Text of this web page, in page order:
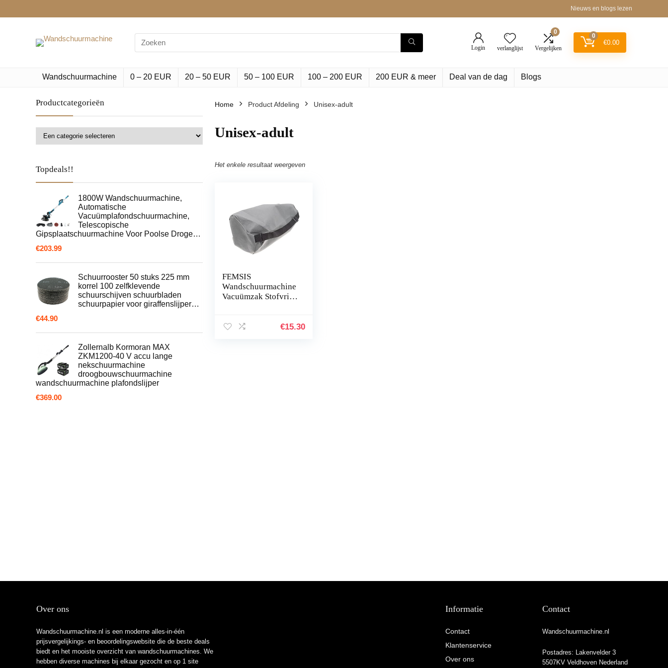
Nieuws en blogs lezen
Search
for:
Login verlanglijst
0
Vergelijken
0
€0.00
Wandschuurmachine 0 – 20 EUR 20 – 50 EUR 50 – 100 EUR 100 – 200 EUR 200 EUR & meer Deal van de dag Blogs
Productcategorieën
Topdeals!!
1800W Wandschuurmachine,
Automatische
Vacuümplafondschuurmachine,
Telescopische
Gipsplaatschuurmachine Voor Poolse Droge…
€203.99
Schuurrooster 50 stuks 225 mm
korrel 100 zelfklevende
schuurschijven schuurbladen
schuurpapier voor giraffenslijper…
€44.90
Zollernalb Kormoran MAX
ZKM1200-40 V accu lange
nekschuurmachine
droogbouwschuurmachine
wandschuurmachine plafondslijper
€369.00
Home Product Afdeling ‎Unisex-adult
‎Unisex-adult
Het enkele resultaat weergeven
FEMSIS
Wandschuurmachine
Vacuümzak Stofvrij
Machine
€15.30
Over ons
Wandschuurmachine.nl is een moderne alles-in-één
prijsvergelijkings- en beoordelingswebsite die de beste deals
biedt en het mooiste overzicht van wandschuurmachines. We
hebben diverse machines bij elkaar gezocht en op 1 site
Informatie
Contact
Klantenservice
Over ons
Contact
Wandschuurmachine.nl
Postadres: Lakenvelder 3
5507KV Veldhoven Nederland